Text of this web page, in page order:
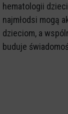
hematologii
najmłodsi mogą
dzieciom, a
buduje